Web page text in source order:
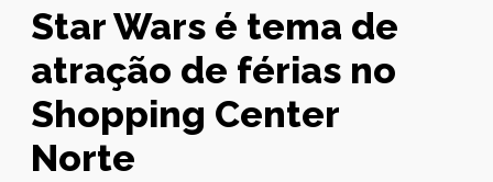
Star Wars é tema de
atração de férias no
Shopping Center
Norte